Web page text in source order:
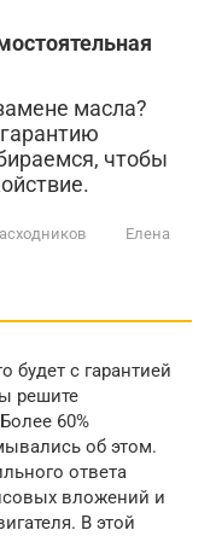
масла?
чтобы
Елена
будет с гарантией
решите
60%
об этом.
ответа
вложений и
В этой